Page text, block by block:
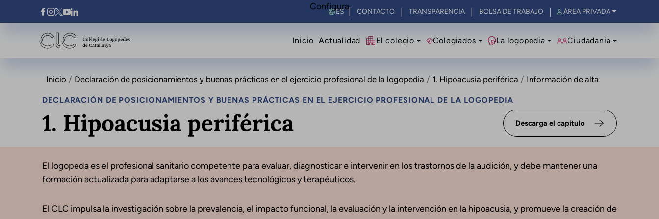
Pasar al contenido principal
Xarxes Socials Select your language
CONTACTO TRANSPARENCIA BOLSA DE TRABAJO ÁREA PRIVADA
Navegació principal
Inicio Actualidad El colegio Colegiados La logopedia Ciudadania
Inicio Declaración de posicionamientos y buenas prácticas en el ejercicio profesional de la logopedia 1. Hipoacusia periférica Información de alta
DECLARACIÓN DE POSICIONAMIENTOS Y BUENAS PRÁCTICAS EN EL EJERCICIO PROFESIONAL DE LA LOGOPEDIA
1. Hipoacusia periférica Descarga el capítulo
El logopeda es el profesional sanitario competente para evaluar, diagnosticar e intervenir en los trastornos de la audición, y debe mantener una
formación actualizada para adaptarse a los avances tecnológicos y terapéuticos.
El CLC impulsa la investigación sobre la prevalencia, el impacto funcional, la evaluación y la intervención en la hipoacusia, y promueve la creación de
Configura